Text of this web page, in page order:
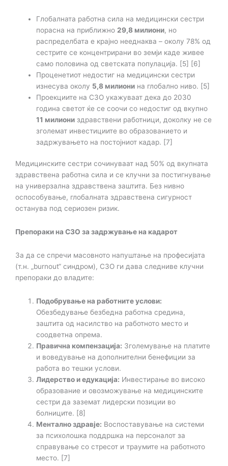
Глобалната работна сила на медицински сестри
порасна на приближно 29,8 милиони, но
распределбата е крајно нееднаква – околу 78% од
сестрите се концентрирани во земји каде живее
само половина од светската популација. [5] [6]
Проценетиот недостиг на медицински сестри
изнесува околу 5,8 милиони на глобално ниво. [5]
Проекциите на СЗО укажуваат дека до 2030
година светот ќе се соочи со недостиг од вкупно
11 милиони здравствени работници, доколку не се
зголемат инвестициите во образованието и
задржувањето на постојниот кадар. [7]
Медицинските сестри сочинуваат над 50% од вкупната
здравствена работна сила и се клучни за постигнување
на универзална здравствена заштита. Без нивно
оспособување, глобалната здравствена сигурност
останува под сериозен ризик.
Препораки на СЗО за задржување на кадарот
За да се спречи масовното напуштање на професијата
(т.н. „burnout“ синдром), СЗО ги дава следниве клучни
препораки до владите:
Подобрување на работните услови:
Обезбедување безбедна работна средина,
заштита од насилство на работното место и
соодветна опрема.
Правична компензација: Зголемување на платите
и воведување на дополнителни бенефиции за
работа во тешки услови.
Лидерство и едукација: Инвестирање во високо
образование и овозможување на медицинските
сестри да заземат лидерски позиции во
болниците. [8]
Ментално здравје: Воспоставување на системи
за психолошка поддршка на персоналот за
справување со стресот и траумите на работното
место. [7]